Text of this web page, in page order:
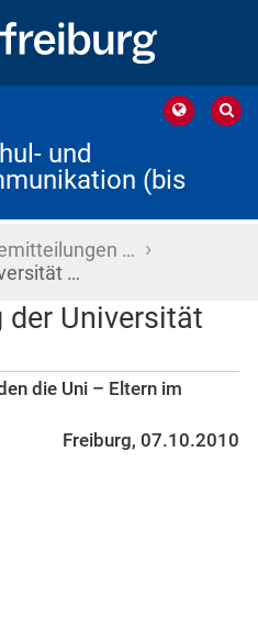
und
(bis
… ›
…
der Universität
die Uni – Eltern im
Freiburg, 07.10.2010